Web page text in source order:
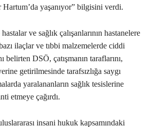
Hartum’da yaşanıyor” bilgisini verdi.
ve sağlık çalışanlarının hastanelere
ilaçlar ve tıbbi malzemelerde ciddi
belirten DSÖ, çatışmanın taraflarını,
getirilmesinde tarafsızlığa saygı
yaralananların sağlık tesislerine
etmeye çağırdı.
insani hukuk kapsamındaki